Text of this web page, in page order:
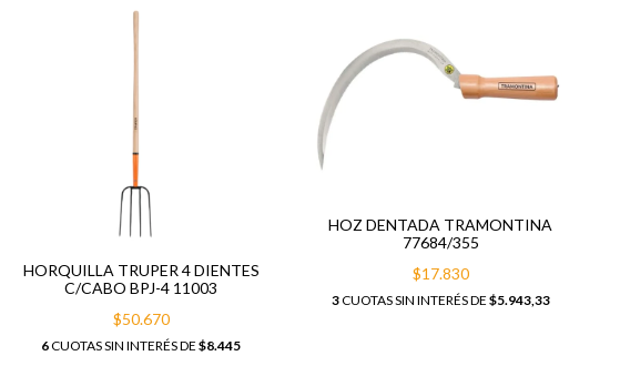
HORQUILLA TRUPER 4 DIENTES
C/CABO BPJ-4 11003
$50.670
6CUOTAS SIN INTERÉS DE$8.445
HOZ DENTADA TRAMONTINA
77684/355
$17.830
3CUOTAS SIN INTERÉS DE $5.943,33